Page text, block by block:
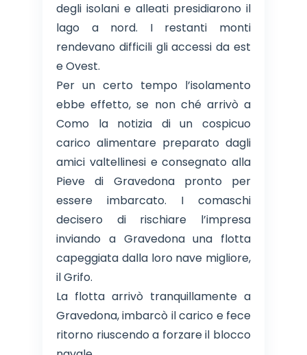
degli isolani e alleati presidiarono il
lago a nord. I restanti monti
rendevano difficili gli accessi da est
e Ovest.
Per un certo tempo l’isolamento
ebbe effetto, se non ché arrivò a
Como la notizia di un cospicuo
carico alimentare preparato dagli
amici valtellinesi e consegnato alla
Pieve di Gravedona pronto per
essere imbarcato. I comaschi
decisero di rischiare l’impresa
inviando a Gravedona una flotta
capeggiata dalla loro nave migliore,
il Grifo.
La flotta arrivò tranquillamente a
Gravedona, imbarcò il carico e fece
ritorno riuscendo a forzare il blocco